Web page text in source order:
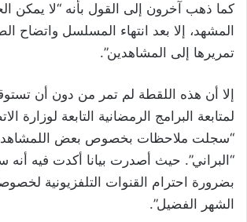
كما ذهب آخرون إلى القول بأنه “لا يمكن
المشهد، إلا بعد انتهاء المسلسل واتضاح
تمريرها إلى المشاهدين”.
إلا أن هذه اللقطة لم تمر من دون أن
لمتابعة البرامج الرمضانية التابعة لوزارة
“سجلت ملاحظات بخصوص بعض
“البراني”. حيث أصدرت بيانا أكدت فيه
بضرورة احترام القنوات التلفزيونية
الشهر الفضيل”.